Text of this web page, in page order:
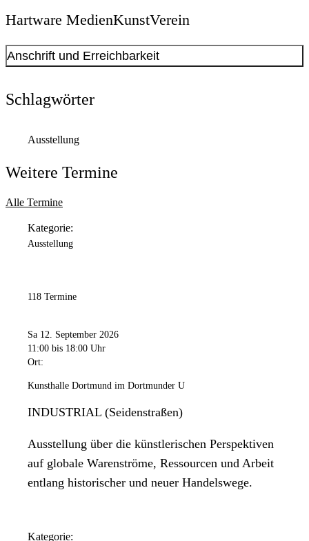
Hartware MedienKunstVerein
Anschrift und Erreichbarkeit
Anschrift
Schlagwörter
Ausstellung
Weitere Termine
Alle Termine
Kategorie:
Ausstellung
118 Termine
Sa 12. September 2026
11:00 bis 18:00 Uhr
Ort:
Kunsthalle Dortmund im Dortmunder U
INDUSTRIAL (Seidenstraßen)
Ausstellung über die künstlerischen Perspektiven
auf globale Warenströme, Ressourcen und Arbeit
entlang historischer und neuer Handelswege.
Kategorie: